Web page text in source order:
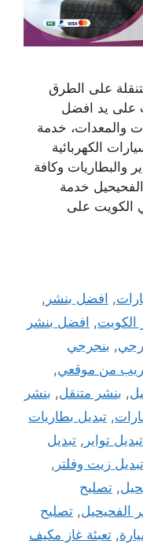
على الطرق
على يد افضل
والمعدات، خدمة
الكهربائية
والبطاريات وكافة
خدمة
الكويت على
, افضل بنشر ,
الكويت, افضل بنشر
, بنجرجي
من موقعي,
, بنشر متنقل, بنشر
, تبديل بطاريات
تبديل تواير , تبديل
تبديل زيت وفلتر ,
, تصليح
الفحيحيل, تصليح
, تعبئة غاز مكيف